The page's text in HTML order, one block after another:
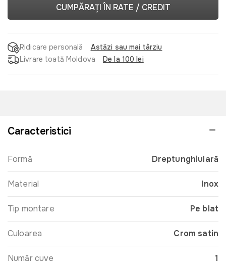
CUMPĂRAȚI ÎN RATE / CREDIT
Ridicare personală
Astăzi sau mai târziu
Livrare toată Moldova
De la 100 lei
Caracteristici
Formă Dreptunghiulară
Material Inox
Tip montare Pe blat
Culoarea Crom satin
Număr cuve 1